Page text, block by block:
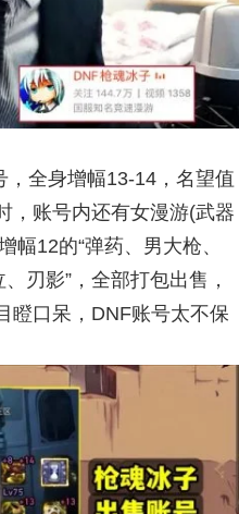
全身增幅13-14，名望值
，账号内还有女漫游(武器
幅12的“弹药、男大枪、
刃影”，全部打包出售，
瞪口呆，DNF账号太不保